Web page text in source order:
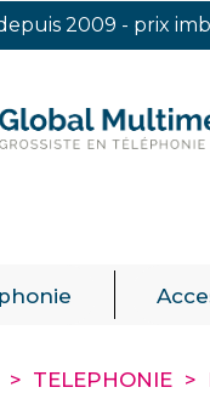
2009 - prix
TELEPHONIE